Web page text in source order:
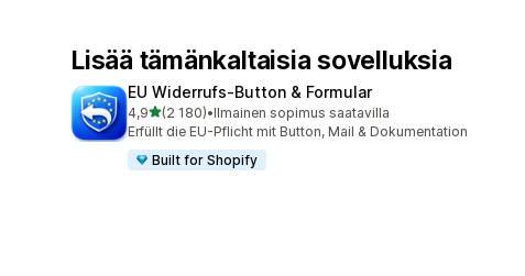
Lisää tämänkaltaisia sovelluksia
EU Widerrufs‑Button & Formular
4,9/ 5 tähteä
(2 180)
2180 arvostelua yhteensä
•Ilmainen sopimus saatavilla
Erfüllt die EU-Pflicht mit Button, Mail & Dokumentation
Built for Shopify